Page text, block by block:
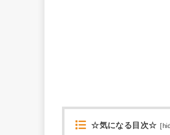
☆気になる目次☆ [